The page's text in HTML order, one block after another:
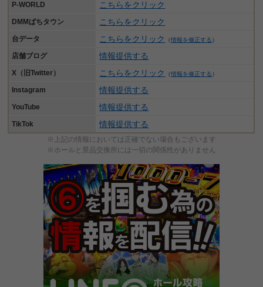
P-WORLD
こちらをクリック
DMMぱちタウン こちらをクリック
台データ こちらをクリック （情報を修正する ）
店舗ブログ 情報提供する
X（旧Twitter） こちらをクリック （情報を修正する ）
Instagram 情報提供する
YouTube 情報提供する
TikTok 情報提供する
※上記の情報においては正確でない場合もございます
※ホールと景品交換所には一切の関係性がありません